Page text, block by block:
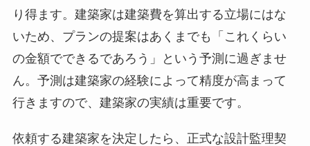
り得ます。建築家は建築費を算出する立場にはな
いため、プランの提案はあくまでも「これくらい
の金額でできるであろう」という予測に過ぎませ
ん。予測は建築家の経験によって精度が高まって
行きますので、建築家の実績は重要です。
依頼する建築家を決定したら、正式な設計監理契